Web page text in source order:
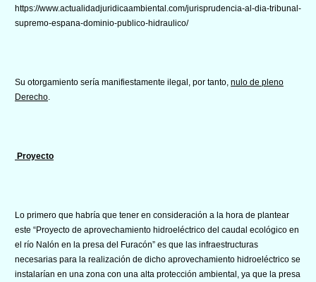
https://www.actualidadjuridicaambiental.com/jurisprudencia-al-dia-tribunal-
supremo-espana-dominio-publico-hidraulico/
Su otorgamiento sería manifiestamente ilegal, por tanto, nulo de pleno
Derecho
Proyecto
Lo primero que habría que tener en consideración a la hora de plantear
este “Proyecto de aprovechamiento hidroeléctrico del caudal ecológico en
el río Nalón en la presa del Furacón” es que las infraestructuras
necesarias para la realización de dicho aprovechamiento hidroeléctrico se
instalarían en una zona con una alta protección ambiental, ya que la presa